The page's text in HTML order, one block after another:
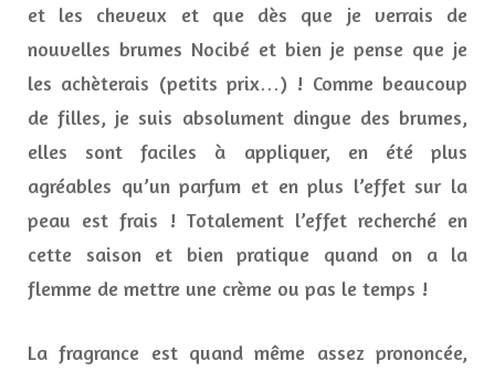
et les cheveux et que dès que je verrais de
nouvelles brumes Nocibé et bien je pense que je
les achèterais (petits prix…) ! Comme beaucoup
de filles, je suis absolument dingue des brumes,
elles sont faciles à appliquer, en été plus
agréables qu’un parfum et en plus l’effet sur la
peau est frais ! Totalement l’effet recherché en
cette saison et bien pratique quand on a la
flemme de mettre une crème ou pas le temps !
La fragrance est quand même assez prononcée,